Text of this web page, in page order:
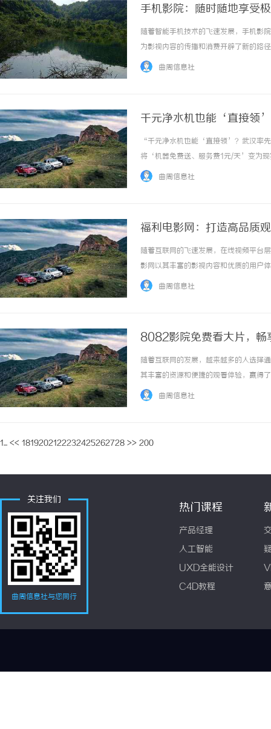
手机影院：随时随地享受
随着智能手机技术的飞速发展，手机影
为影视内容的传播和消费开辟了新的路
院的兴起得益于移动互联网和智能设备
曲周信息社
千元净水机也能‘直接领
“千元净水机也能‘直接领’？武汉率
将‘机器免费送、服务费1元/天’变为
境。”长期以来，家庭饮水解决方案短
曲周信息社
福利电影网：打造高品质
随着互联网的飞速发展，在线视频平台
影网以其丰富的影视内容和优质的用户
门的电影和电视剧资源。无论是国内的
曲周信息社
8082影院免费看大片，畅
随着互联网的发展，越来越多的人选择
其丰富的资源和便捷的观看体验，赢得
首先，8082影院涵盖了丰富的影视资
曲周信息社
1... << 1819202122232425262728 >> 200
关注我们
曲周信息社与您同行
热门课程
产品经理
人工智能
UXD全能设计
C4D教程